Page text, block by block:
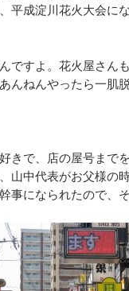
平成淀川花火大会に
すよ。花火屋さん
んねんやったら一肌
きで、店の屋号まで
山中代表がお父様の
事になられたので、